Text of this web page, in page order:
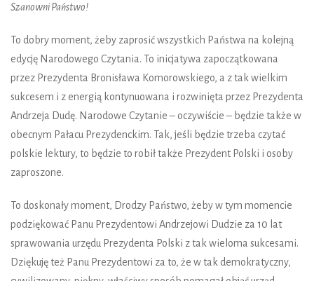
Szanowni Państwo!
To dobry moment, żeby zaprosić wszystkich Państwa na kolejną
edycję Narodowego Czytania. To inicjatywa zapoczątkowana
przez Prezydenta Bronisława Komorowskiego, a z tak wielkim
sukcesem i z energią kontynuowana i rozwinięta przez Prezydenta
Andrzeja Dudę. Narodowe Czytanie – oczywiście – będzie także w
obecnym Pałacu Prezydenckim. Tak, jeśli będzie trzeba czytać
polskie lektury, to będzie to robił także Prezydent Polski i osoby
zaproszone.
To doskonały moment, Drodzy Państwo, żeby w tym momencie
podziękować Panu Prezydentowi Andrzejowi Dudzie za 10 lat
sprawowania urzędu Prezydenta Polski z tak wieloma sukcesami.
Dziękuję też Panu Prezydentowi za to, że w tak demokratyczny,